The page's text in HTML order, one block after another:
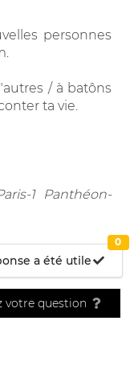
personnes
/ à batôns
ta vie.
1 Panthéon-
a été utile
0
votre question